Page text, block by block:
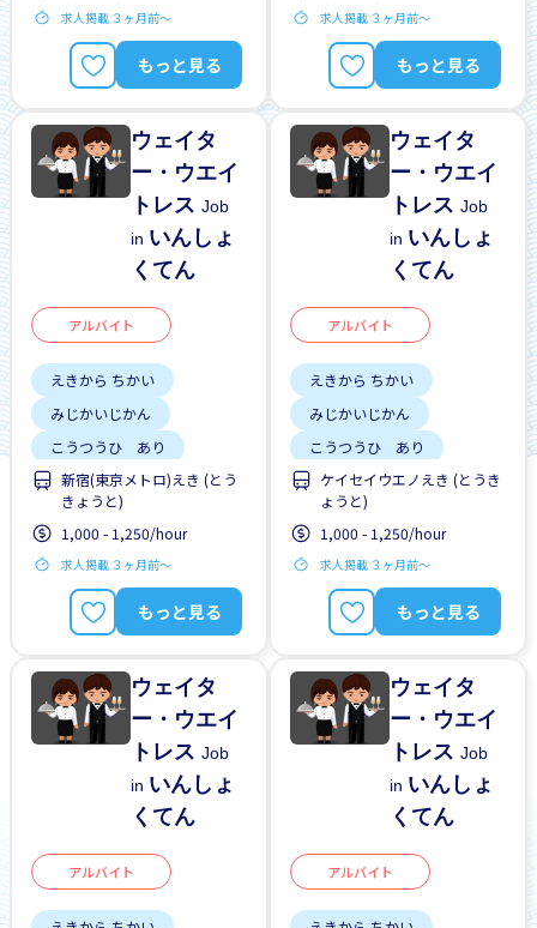
求人掲載 ３ヶ月前〜
もっと見る
求人掲載 ３ヶ月前〜
もっと見る
ウェイタ
ー・ウエイ
トレスJob
in いんしょ
くてん
アルバイト
えきから ちかい
みじかいじかん
こうつうひ あり
しゅう2、3にち
土日 しごと
新宿(東京メトロ)えき (とう
きょうと)
1,000 - 1,250/hour
求人掲載 ３ヶ月前〜
もっと見る
ウェイタ
ー・ウエイ
トレスJob
in いんしょ
くてん
アルバイト
えきから ちかい
みじかいじかん
こうつうひ あり
しゅう2、3にち
土日 しごと
ケイセイウエノえき (とうき
ょうと)
1,000 - 1,250/hour
求人掲載 ３ヶ月前〜
もっと見る
ウェイタ
ー・ウエイ
トレスJob
in いんしょ
くてん
アルバイト
ウェイタ
ー・ウエイ
トレスJob
in いんしょ
くてん
アルバイト